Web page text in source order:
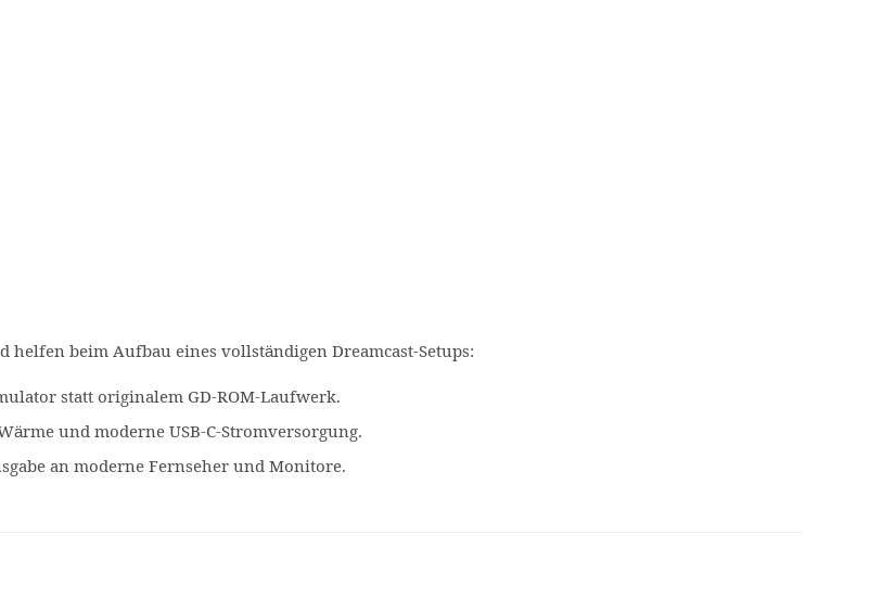
helfen beim Aufbau eines vollständigen Dreamcast-Setups:
statt originalem GD-ROM-Laufwerk.
und moderne USB-C-Stromversorgung.
an moderne Fernseher und Monitore.